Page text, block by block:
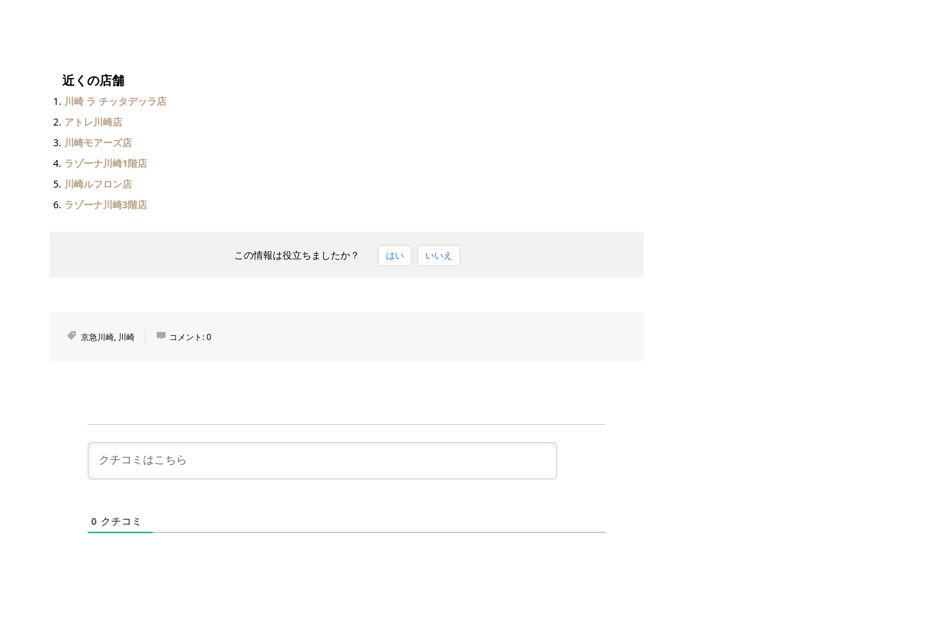
近くの店舗
川崎 ラ チッタデッラ店
アトレ川崎店
川崎モアーズ店
ラゾーナ川崎1階店
川崎ルフロン店
ラゾーナ川崎3階店
この情報は役立ちましたか？ はい いいえ
京急川崎, 川崎 コメント:0
0 クチコミ